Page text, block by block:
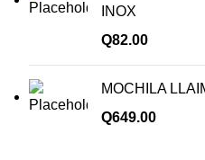
INOX
Q82.00
MOCHILA
Q649.00